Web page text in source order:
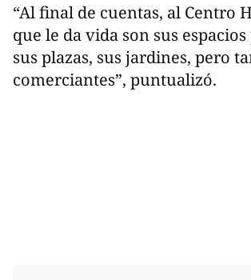
“Al final de cuentas, al Centro
que le da vida son sus
sus plazas, sus jardines, pero
comerciantes”, puntualizó.